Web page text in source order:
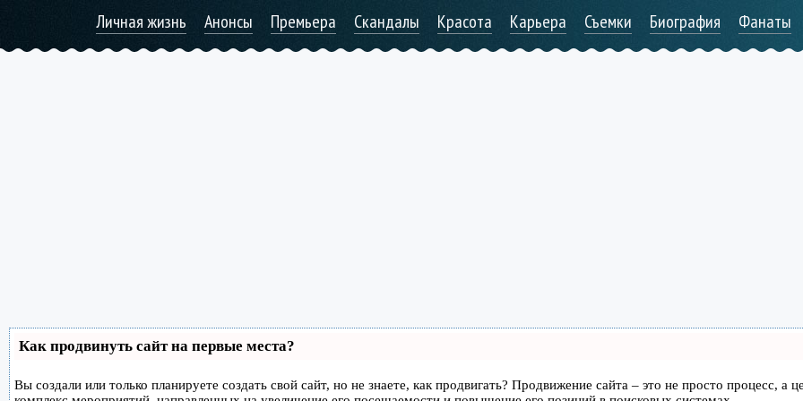
Личная жизнь Анонсы Премьера Скандалы Красота Карьера Съемки Биография Фанаты
Как продвинуть сайт на первые места?
Вы создали или только планируете создать свой сайт, но не знаете, как продвигать? Продвижение сайта – это не просто процесс, а